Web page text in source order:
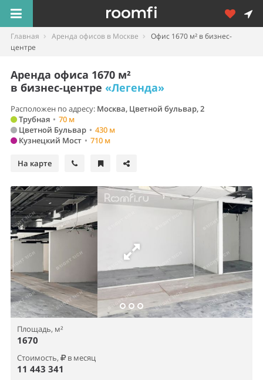
Главная Аренда офисов в Москве
Офис 1670 м² в бизнес-
центре
Аренда офиса 1670 м²
в бизнес-центре «Легенда»
Расположен по адресу: Москва, Цветной бульвар, 2
Трубная • 70 м
Цветной Бульвар • 430 м
Кузнецкий Мост • 710 м
На карте
Площадь, м²
1670
Стоимость, в месяц
11 443 341